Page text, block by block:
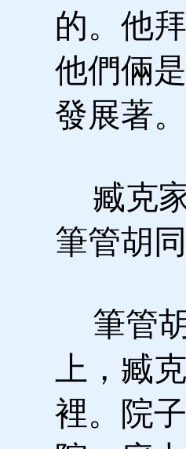
的。他
他們倆
發展著。
臧克家
筆管胡同
筆管胡
上，臧
裡。院